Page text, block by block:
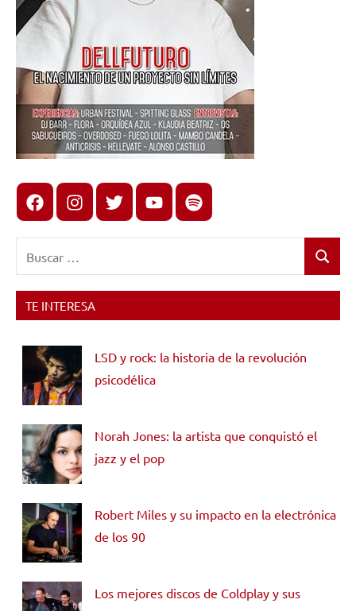
FacebookInstagram
X youtubespotify
Buscar
TE INTERESA
LSD y rock: la historia de la revolución
psicodélica
Norah Jones: la artista que conquistó el
jazz y el pop
Robert Miles y su impacto en la electrónica
de los 90
Los mejores discos de Coldplay y sus